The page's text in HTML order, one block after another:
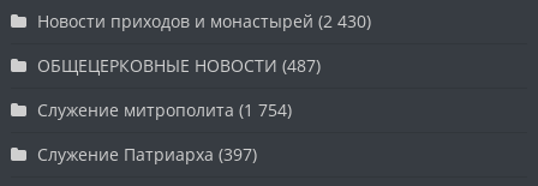
Новости приходов и монастырей (2 430)
ОБЩЕЦЕРКОВНЫЕ НОВОСТИ (487)
Служение митрополита (1 754)
Служение Патриарха (397)